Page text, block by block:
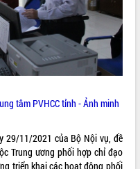
tâm PVHCC tỉnh - Ảnh minh
29/11/2021 của Bộ Nội vụ, đề
Trung ương phối hợp chỉ đạo
triển khai các hoạt động phối